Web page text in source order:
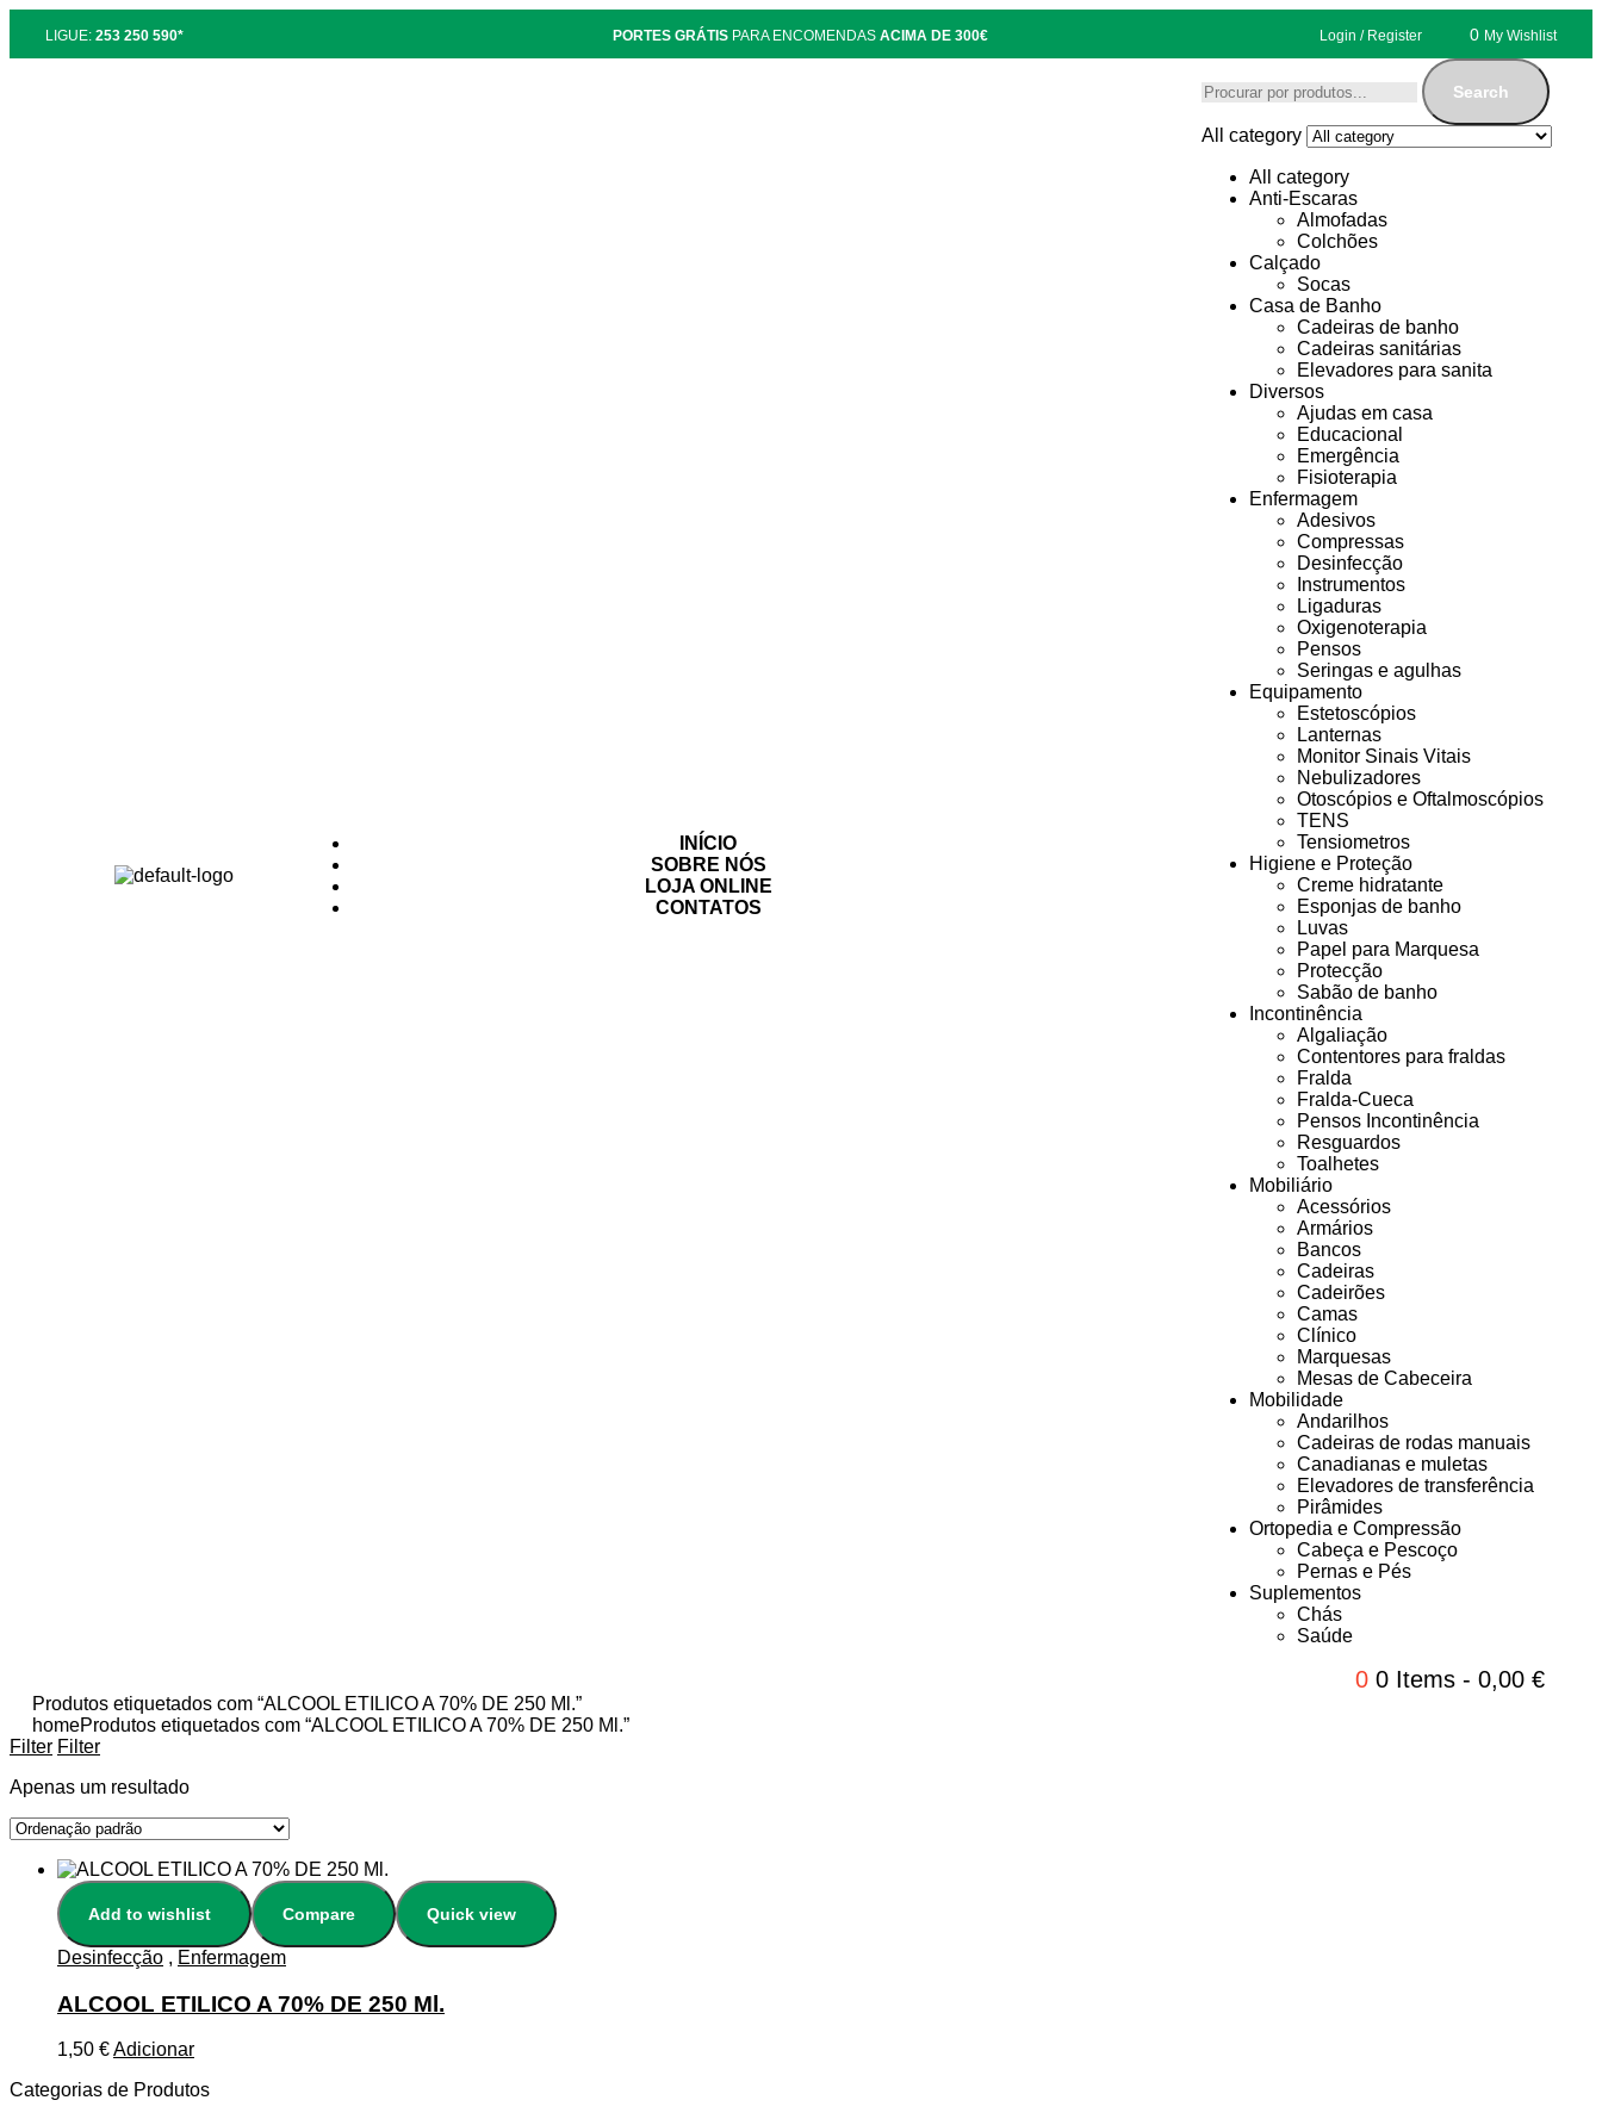
LIGUE: 253 250 590* PORTES GRÁTIS PARA ENCOMENDASACIMA DE 300€ Login / Register 0 My Wishlist
INÍCIO
SOBRE NÓS
LOJA ONLINE
CONTATOS
Search
All category
All category
Anti-Escaras
Almofadas
Colchões
Calçado
Socas
Casa de Banho
Cadeiras de banho
Cadeiras sanitárias
Elevadores para sanita
Diversos
Ajudas em casa
Educacional
Emergência
Fisioterapia
Enfermagem
Adesivos
Compressas
Desinfecção
Instrumentos
Ligaduras
Oxigenoterapia
Pensos
Seringas e agulhas
Equipamento
Estetoscópios
Lanternas
Monitor Sinais Vitais
Nebulizadores
Otoscópios e Oftalmoscópios
TENS
Tensiometros
Higiene e Proteção
Creme hidratante
Esponjas de banho
Luvas
Papel para Marquesa
Protecção
Sabão de banho
Incontinência
Algaliação
Contentores para fraldas
Fralda
Fralda-Cueca
Pensos Incontinência
Resguardos
Toalhetes
Mobiliário
Acessórios
Armários
Bancos
Cadeiras
Cadeirões
Camas
Clínico
Marquesas
Mesas de Cabeceira
Mobilidade
Andarilhos
Cadeiras de rodas manuais
Canadianas e muletas
Elevadores de transferência
Pirâmides
Ortopedia e Compressão
Cabeça e Pescoço
Pernas e Pés
Suplementos
Chás
Saúde
0 0 Items- 0,00 €
Produtos etiquetados com “ALCOOL ETILICO A 70% DE 250 Ml.”
homeProdutos etiquetados com “ALCOOL ETILICO A 70% DE 250 Ml.”
Filter Filter
Apenas um resultado
Add to wishlist Compare Quick view
Desinfecção , Enfermagem
ALCOOL ETILICO A 70% DE 250 Ml.
1,50 €Adicionar
Categorias de Produtos